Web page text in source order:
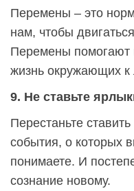
Перемены – это
нам, чтобы
Перемены помогают
жизнь окружающих к
9. Не ставьте
Перестаньте
события, о которых
понимаете. И
сознание новому.